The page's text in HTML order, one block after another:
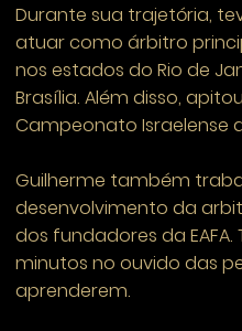
Durante sua trajetória,
atuar como árbitro
nos estados do Rio de
Brasília. Além disso,
Campeonato Israelense
Guilherme também
desenvolvimento da
dos fundadores da
minutos no ouvido das
aprenderem.